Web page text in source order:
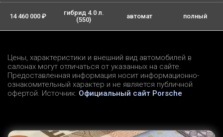
14 460 000 ₽
гибрид 4.0 л.
(550)
автомат полный
Цены, характеристики и внешний вид автомобилей в
салонах могут отличаться от указанных на сайте.
Предоставленная информация носит информационно-
ознакомительный характер и не является публичной
офертой. Источник: Официальный сайт Porsche